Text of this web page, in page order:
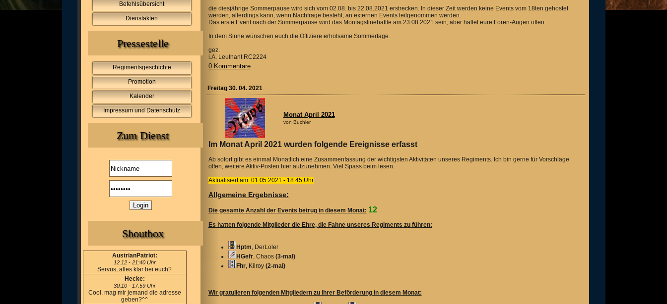
Befehlsübersicht
Dienstakten
Pressestelle
Regimentsgeschichte
Promotion
Kalender
Impressum und Datenschutz
Zum Dienst
Shoutbox
AustrianPatriot:
12.12 - 21:40 Uhr
Servus, alles klar bei euch?
Hecke:
30.10 - 17:59 Uhr
Cool, mag mir jemand die adresse
geben?^^
die diesjährige Sommerpause wird sich vom 02.08. bis 22.08.2021 erstrecken. In dieser Zeit werden keine Events vom 18ten gehostet
werden, allerdings kann, wenn Nachfrage besteht, an externen Events teilgenommen werden.
Das erste Event nach der Sommerpause wird das Montagslinebattle am 23.08.2021 sein, aber haltet eure Foren-Augen offen.
In dem Sinne wünschen euch die Offiziere erholsame Sommertage.
gez.
i.A. Leutnant RC2224
0 Kommentare
Freitag 30. 04. 2021
Monat April 2021
von Buchler
Im Monat April 2021 wurden folgende Ereignisse erfasst
Ab sofort gibt es einmal Monatlich eine Zusammenfassung der wichtigsten Aktivitäten unseres Regiments. Ich bin gerne für Vorschläge
offen, weitere Aktiv-Posten hier aufzunehmen. Viel Spass beim lesen.
Aktualisiert am: 01.05.2021 - 18:45 Uhr
Allgemeine Ergebnisse:
Die gesamte Anzahl der Events betrug in diesem Monat: 12
Es hatten folgende Mitglieder die Ehre, die Fahne unseres Regiments zu führen:
Hptm, DerLoler
HGefr, Chaos (3-mal)
Fhr, Kilroy (2-mal)
Wir gratulieren folgenden Mitgliedern zu ihrer Beförderung in diesem Monat: